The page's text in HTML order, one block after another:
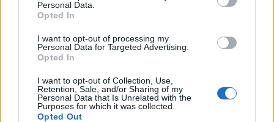
Personal Data.
Opted In
I want to opt-out of processing my
Personal Data for Targeted Advertising.
Opted In
I want to opt-out of Collection, Use,
Retention, Sale, and/or Sharing of my
Personal Data that Is Unrelated with the
Purposes for which it was collected.
Opted Out
Amen.
Ojcze nasz (Modlitwa Pańska)
Litania do św. Antoniego
Anioł Pański